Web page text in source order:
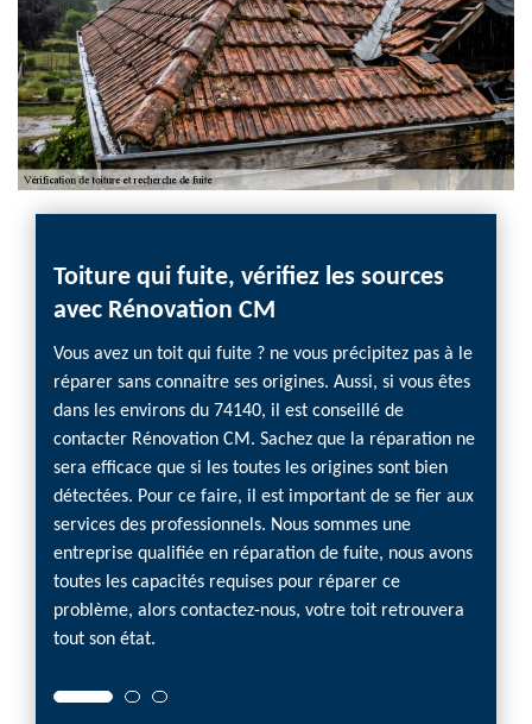
Toiture qui fuite, vérifiez les sources
avec Rénovation CM
Vous avez un toit qui fuite ? ne vous précipitez pas à le
réparer sans connaitre ses origines. Aussi, si vous êtes
dans les environs du 74140, il est conseillé de
contacter Rénovation CM. Sachez que la réparation ne
sera efficace que si les toutes les origines sont bien
détectées. Pour ce faire, il est important de se fier aux
services des professionnels. Nous sommes une
entreprise qualifiée en réparation de fuite, nous avons
toutes les capacités requises pour réparer ce
problème, alors contactez-nous, votre toit retrouvera
tout son état.